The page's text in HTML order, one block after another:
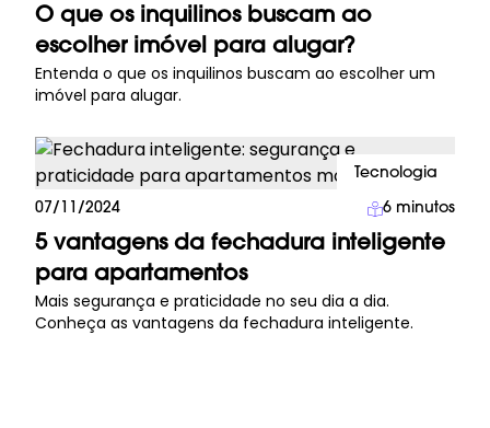
O que os inquilinos buscam ao
escolher imóvel para alugar?
Entenda o que os inquilinos buscam ao escolher um
imóvel para alugar.
Tecnologia
07/11/2024 6 minutos
5 vantagens da fechadura inteligente
para apartamentos
Mais segurança e praticidade no seu dia a dia.
Conheça as vantagens da fechadura inteligente.